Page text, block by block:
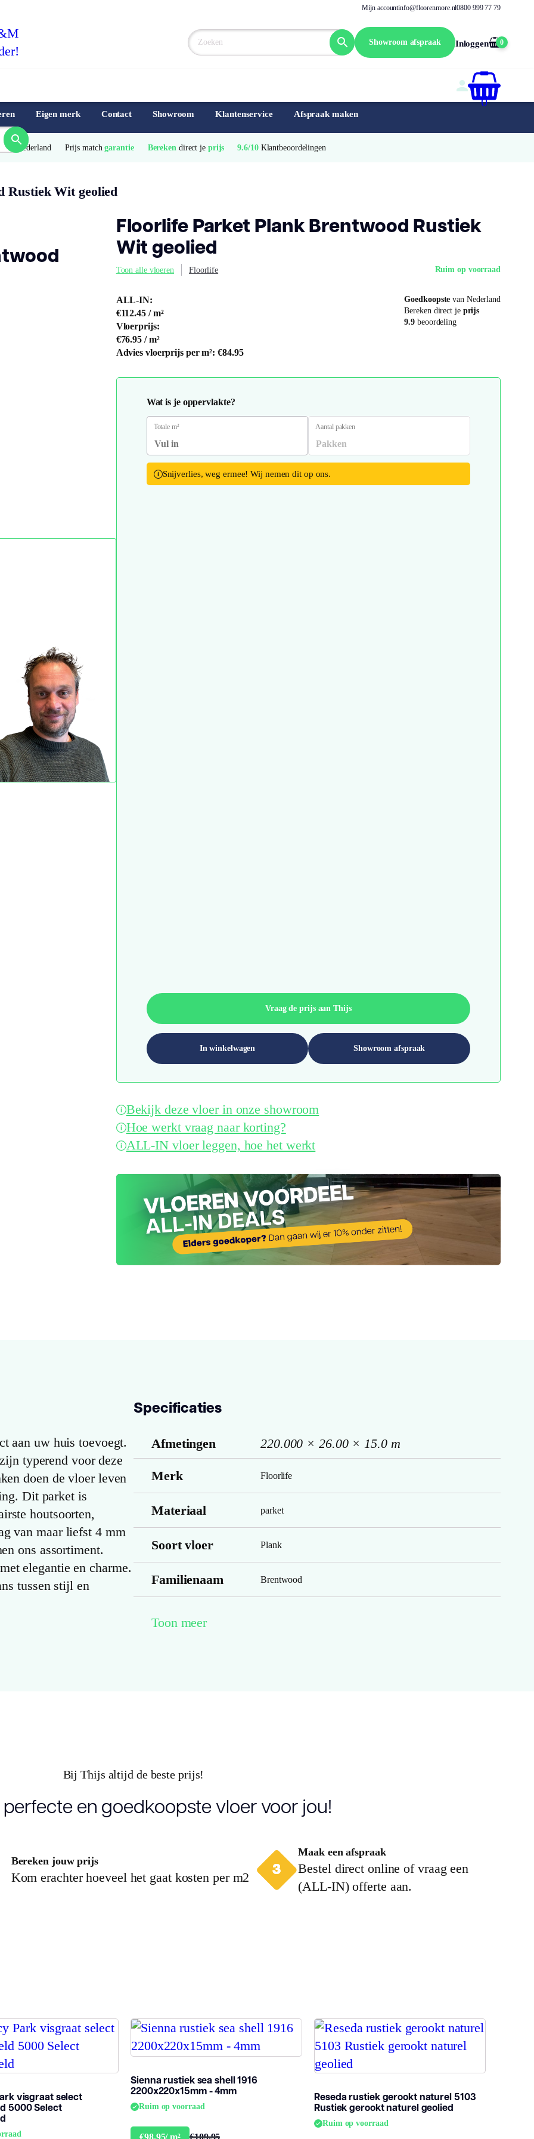
Mijn accountinfo@floorenmore.nl0800 999 77 79
Showroom afspraak Inloggen 0
0
Eigen merk Contact Showroom Klantenservice Afspraak maken
van Nederland Prijs match garantie Bereken direct je prijs 9.6/10 Klantbeoordelingen
Rustiek Wit geolied
Floorlife Parket Plank Brentwood Rustiek
Wit geolied
Toon alle vloeren Floorlife Ruim op voorraad
ALL-IN:
€112.45 / m²
Vloerprijs:
€76.95 / m²
Advies vloerprijs per m²: €84.95
Goedkoopstevan Nederland
Bereken direct je prijs
9.9beoordeling
Wat is je oppervlakte?
Totale m² Aantal pakken
Snijverlies, weg ermee! Wij nemen dit op ons.
Vraag de prijs aan Thijs
In winkelwagen Showroom afspraak
Bekijk deze vloer in onze showroom
Hoe werkt vraag naar korting?
ALL-IN vloer leggen, hoe het werkt
aan uw huis toevoegt.
typerend voor deze
doen de vloer leven
Dit parket is
houtsoorten,
van maar liefst 4 mm
ons assortiment.
elegantie en charme.
tussen stijl en
Specificaties
Afmetingen 220.000 × 26.00 × 15.0 m
Merk Floorlife
Materiaal parket
Soort vloer Plank
Familienaam Brentwood
Inhoud pak (m2)
Aantal per pak
(mm)
4.00
Garantie
Woongebruik
(jaren)
Toon meer
Bij Thijs altijd de beste prijs!
en goedkoopste vloer voor jou!
Bereken jouw prijs
Kom erachter hoeveel het gaat kosten per m2
Maak een afspraak
Bestel direct online of vraag een
(ALL-IN) offerte aan.
visgraat select
5000 Select
Sienna rustiek sea shell 1916
2200x220x15mm - 4mm
Ruim op voorraad
€109.95
Reseda rustiek gerookt naturel 5103
Rustiek gerookt naturel geolied
Ruim op voorraad